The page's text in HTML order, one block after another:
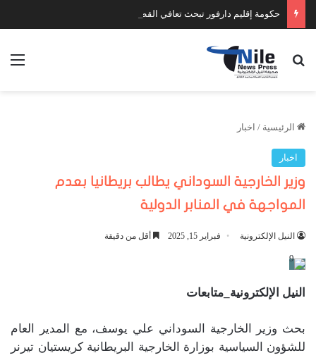
بحث عن
الرئيسية / اخبار
اخبار
وزير الخارجية السوداني يطالب بريطانيا بعدم
المواجهة في المنابر الدولية
النيل الإلكترونية فبراير 15, 2025 أقل من دقيقة
النيل الإلكترونية_متابعات
بحث وزير الخارجية السوداني علي يوسف، مع المدير العام
للشؤون السياسية بوزارة الخارجية البريطانية كريستيان تيرنر